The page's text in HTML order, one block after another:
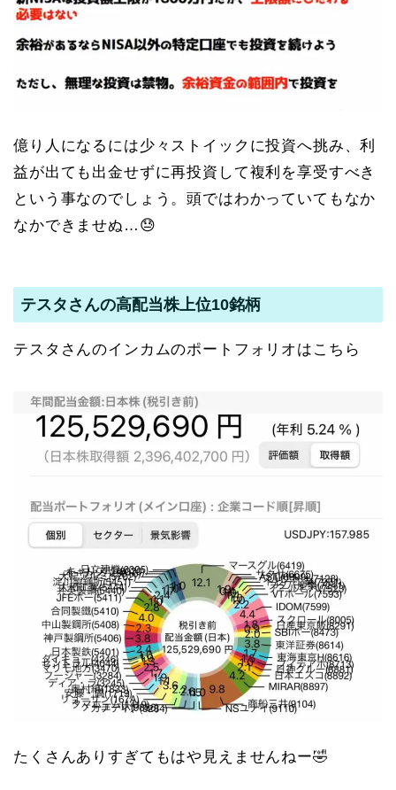
億り人になるには少々ストイックに投資へ挑み、利
益が出ても出金せずに再投資して複利を享受すべき
という事なのでしょう。頭ではわかっていてもなか
なかできませぬ…😓
テスタさんの高配当株上位10銘柄
テスタさんのインカムのポートフォリオはこちら
たくさんありすぎてもはや見えませんねー🤣